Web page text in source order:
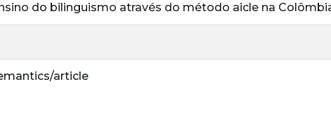
do bilinguismo através do método aicle na
article